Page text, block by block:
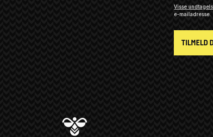
Visse
e-mailadresse.
TILMELD